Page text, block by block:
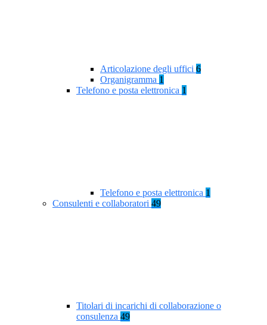
Articolazione degli uffici 6
Organigramma 1
Telefono e posta elettronica 1
Telefono e posta elettronica 1
Consulenti e collaboratori 49
Titolari di incarichi di collaborazione o
consulenza 49